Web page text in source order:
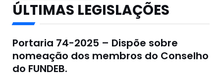
ÚLTIMAS LEGISLAÇÕES
Portaria 74-2025 – Dispõe sobre
nomeação dos membros do Conselho
do FUNDEB.